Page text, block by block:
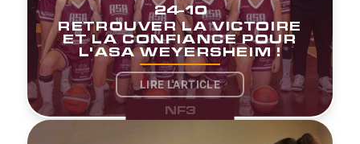
24-10
RETROUVER LA VICTOIRE
ET LA CONFIANCE POUR
L'ASA WEYERSHEIM !
LIRE L'ARTICLE
NF3